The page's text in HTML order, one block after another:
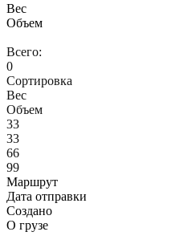
Вес
Объем
Всего:
0
Сортировка
Вес
Объем
33
33
66
99
Маршрут
Дата отправки
Создано
О грузе